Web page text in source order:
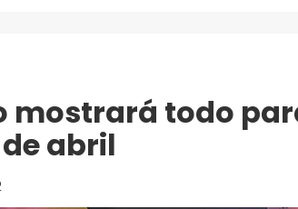
mostrará todo
abril